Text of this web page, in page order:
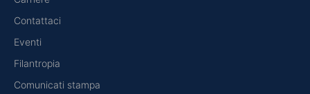
Contattaci
Eventi
Filantropia
Comunicati stampa